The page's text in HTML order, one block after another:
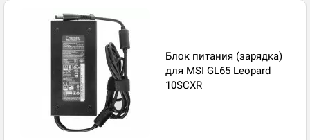
Блок питания (зарядка)
для MSI GL65 Leopard
10SCXR